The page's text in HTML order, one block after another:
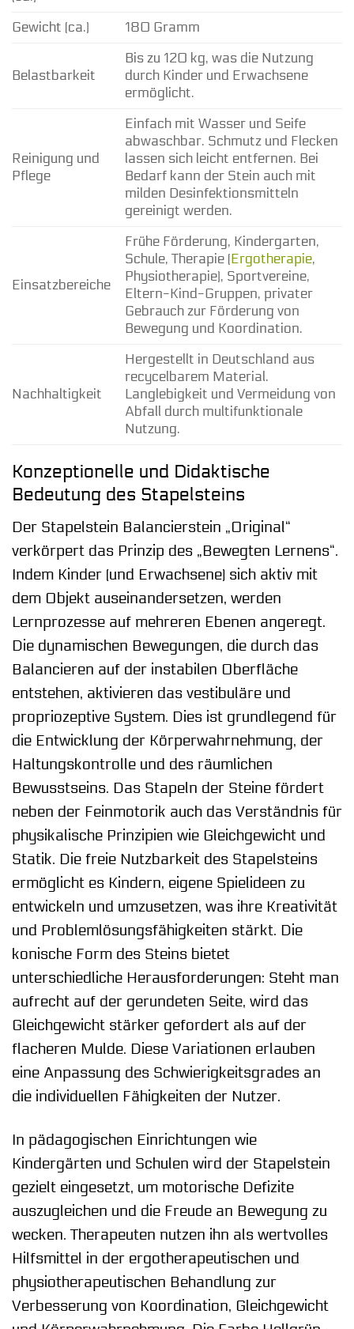
Gewicht (ca.)
180 Gramm
Belastbarkeit
Bis zu 120 kg, was die Nutzung
durch Kinder und Erwachsene
ermöglicht.
Reinigung und
Pflege
Einfach mit Wasser und Seife
abwaschbar. Schmutz und Flecken
lassen sich leicht entfernen. Bei
Bedarf kann der Stein auch mit
milden Desinfektionsmitteln
gereinigt werden.
Einsatzbereiche
Frühe Förderung, Kindergarten,
Schule, Therapie (Ergotherapie,
Physiotherapie), Sportvereine,
Eltern-Kind-Gruppen, privater
Gebrauch zur Förderung von
Bewegung und Koordination.
Nachhaltigkeit
Hergestellt in Deutschland aus
recycelbarem Material.
Langlebigkeit und Vermeidung von
Abfall durch multifunktionale
Nutzung.
Konzeptionelle und Didaktische
Bedeutung des Stapelsteins
Der Stapelstein Balancierstein „Original“
verkörpert das Prinzip des „Bewegten Lernens“.
Indem Kinder (und Erwachsene) sich aktiv mit
dem Objekt auseinandersetzen, werden
Lernprozesse auf mehreren Ebenen angeregt.
Die dynamischen Bewegungen, die durch das
Balancieren auf der instabilen Oberfläche
entstehen, aktivieren das vestibuläre und
propriozeptive System. Dies ist grundlegend für
die Entwicklung der Körperwahrnehmung, der
Haltungskontrolle und des räumlichen
Bewusstseins. Das Stapeln der Steine fördert
neben der Feinmotorik auch das Verständnis für
physikalische Prinzipien wie Gleichgewicht und
Statik. Die freie Nutzbarkeit des Stapelsteins
ermöglicht es Kindern, eigene Spielideen zu
entwickeln und umzusetzen, was ihre Kreativität
und Problemlösungsfähigkeiten stärkt. Die
konische Form des Steins bietet
unterschiedliche Herausforderungen: Steht man
aufrecht auf der gerundeten Seite, wird das
Gleichgewicht stärker gefordert als auf der
flacheren Mulde. Diese Variationen erlauben
eine Anpassung des Schwierigkeitsgrades an
die individuellen Fähigkeiten der Nutzer.
In pädagogischen Einrichtungen wie
Kindergärten und Schulen wird der Stapelstein
gezielt eingesetzt, um motorische Defizite
auszugleichen und die Freude an Bewegung zu
wecken. Therapeuten nutzen ihn als wertvolles
Hilfsmittel in der ergotherapeutischen und
physiotherapeutischen Behandlung zur
Verbesserung von Koordination, Gleichgewicht